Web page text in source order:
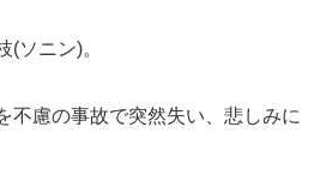
(ソニン)。
不慮の事故で突然失い、悲しみに